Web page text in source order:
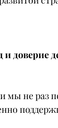
доверие
мы не раз